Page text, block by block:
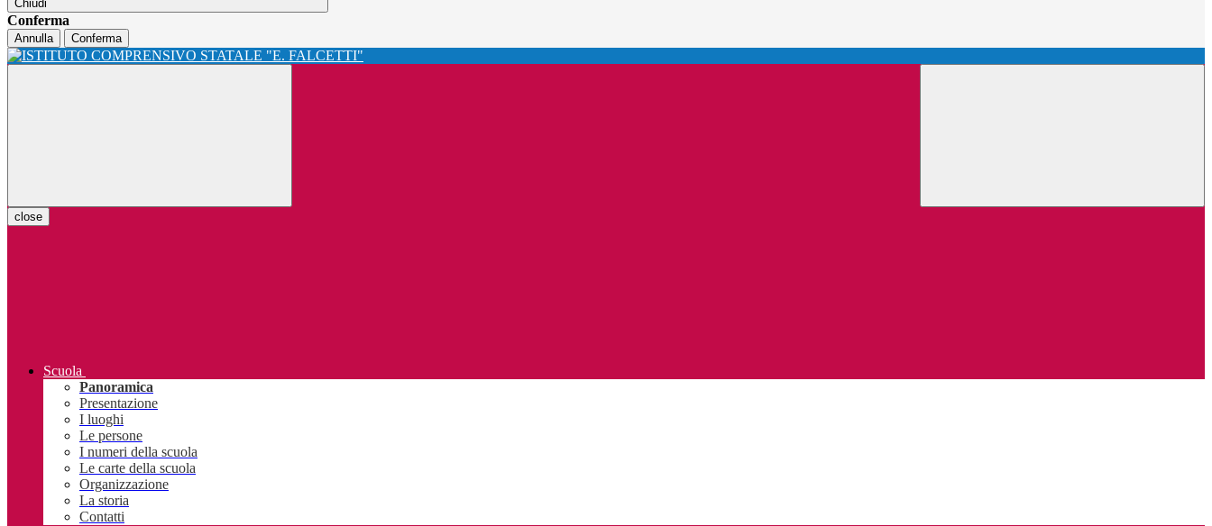
Chiudi
Conferma
Annulla Conferma
close
Scuola
Panoramica
Presentazione
I luoghi
Le persone
I numeri della scuola
Le carte della scuola
Organizzazione
La storia
Contatti